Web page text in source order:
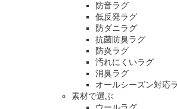
防音ラグ
低反発ラグ
防ダニラグ
抗菌防臭ラグ
防炎ラグ
汚れにくいラグ
消臭ラグ
オールシーズン対応
素材で選ぶ